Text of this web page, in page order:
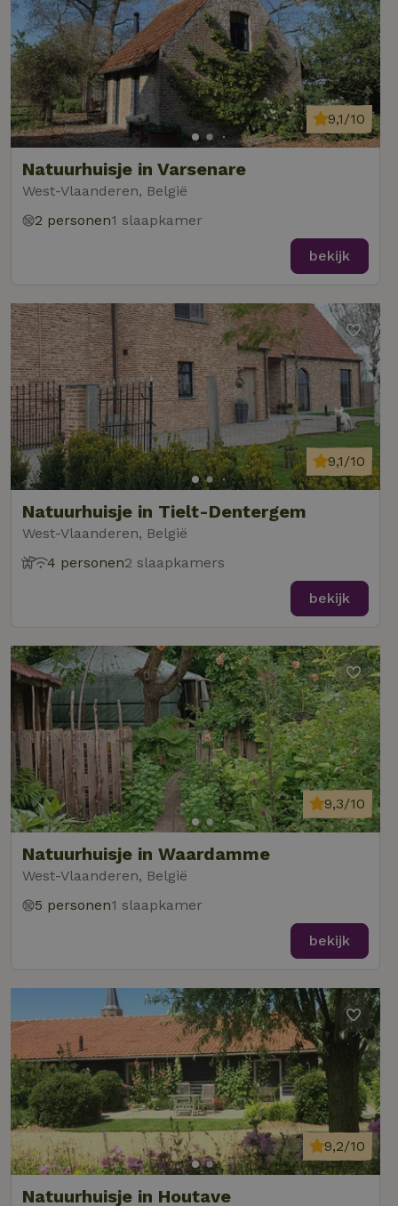
Natuurhuisje in Varsenare
West-Vlaanderen, België
9,1/10
2 personen1 slaapkamer
bekijk
Natuurhuisje in Tielt-Dentergem
West-Vlaanderen, België
9,1/10
4 personen2 slaapkamers
bekijk
Natuurhuisje in Waardamme
West-Vlaanderen, België
9,3/10
5 personen1 slaapkamer
bekijk
Natuurhuisje in Houtave
9,2/10